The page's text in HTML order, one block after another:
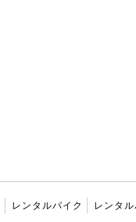
レンタルバイク レンタ